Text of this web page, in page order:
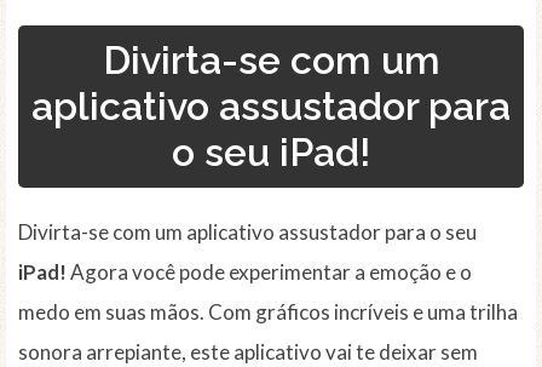
Divirta-se com um
aplicativo assustador para
o seu iPad!
Divirta-se com um aplicativo assustador para o seu
iPad!Agora você pode experimentar a emoção e o
medo em suas mãos. Com gráficos incríveis e uma trilha
sonora arrepiante, este aplicativo vai te deixar sem